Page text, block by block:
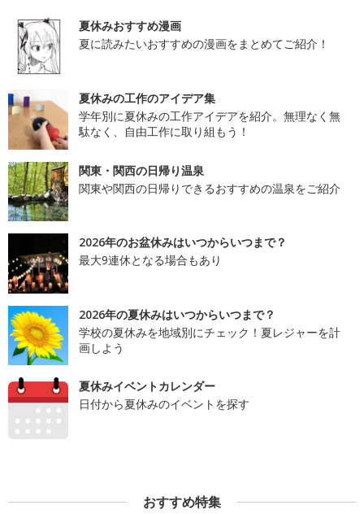
夏休みおすすめ漫画
夏に読みたいおすすめの漫画をまとめてご紹介！
夏休みの工作のアイデア集
学年別に夏休みの工作アイデアを紹介。無理なく無
駄なく、自由工作に取り組もう！
関東・関西の日帰り温泉
関東や関西の日帰りできるおすすめの温泉をご紹介
2026年のお盆休みはいつからいつまで？
最大9連休となる場合もあり
2026年の夏休みはいつからいつまで？
学校の夏休みを地域別にチェック！夏レジャーを計
画しよう
夏休みイベントカレンダー
日付から夏休みのイベントを探す
おすすめ特集